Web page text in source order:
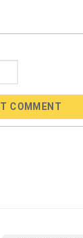
COMMENT